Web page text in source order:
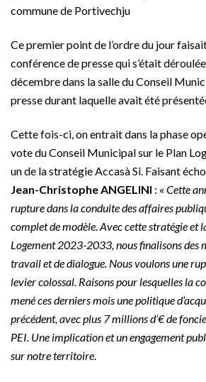
commune de Portivechju
Ce premier point de l’ordre du jour
conférence de presse qui s’était
décembre dans la salle du Conseil
presse durant laquelle avait été
Cette fois-ci, on entrait dans la phase
vote du Conseil Municipal sur le Plan
un de la stratégie Accasà Si. Faisant
Jean-Christophe ANGELINI : « Cette
rupture dans la conduite des affaires
complet de modèle. Avec cette stratégie et
Logement 2023-2033, nous finalisons des
travail et de dialogue. Nous voulons une
levier colossal. Raisons pour lesquelles la
mené ces derniers mois une politique
précédent, avec plus 7 millions d’€ de
PEI. Une implication et un engagement
sur notre territoire.